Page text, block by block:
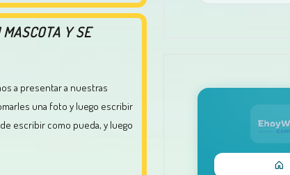
Y SE
una foto y luego escribir
escribir como pueda, y luego